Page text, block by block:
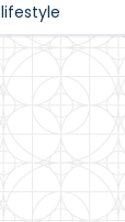
lifestyle